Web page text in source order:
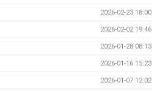
2026-02-23 18:00
2026-02-02 19:46
2026-01-28 08:13
2026-01-16 15:23
2026-01-07 12:02